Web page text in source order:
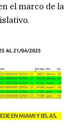
el marco de la